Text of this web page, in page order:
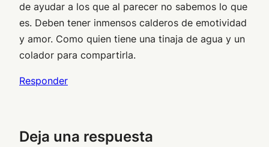
de ayudar a los que al parecer no sabemos lo que
es. Deben tener inmensos calderos de emotividad
y amor. Como quien tiene una tinaja de agua y un
colador para compartirla.
Responder
Deja una respuesta